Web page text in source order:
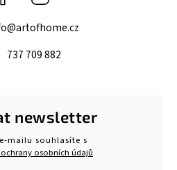
@artofhome.cz
737 709 882
newsletter
mailu souhlasíte s
osobních údajů